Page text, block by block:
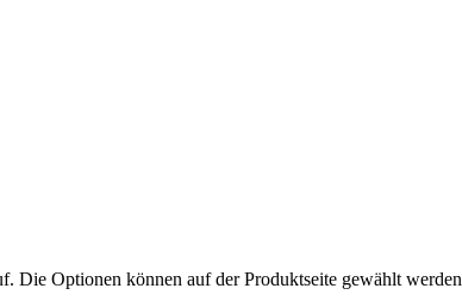
Die Optionen können auf der Produktseite gewählt werden